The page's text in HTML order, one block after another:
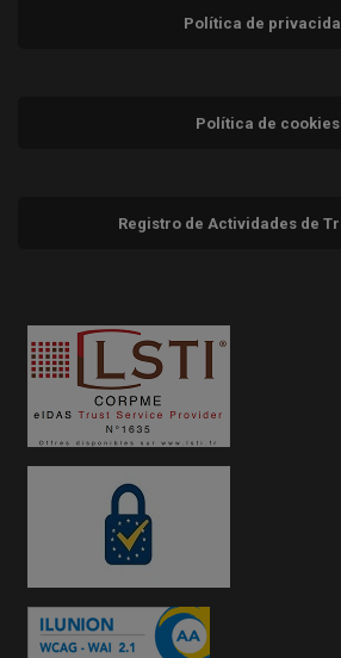
Política de
Política de cookies
Registro de Actividades de